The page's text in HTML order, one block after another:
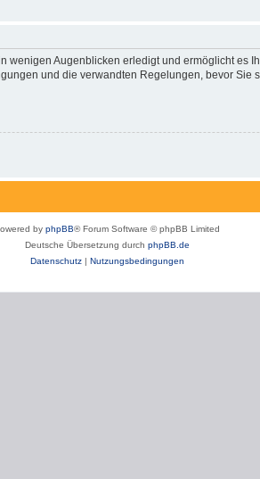
Augenblicken erledigt und ermöglicht es
und die verwandten Regelungen, bevor
by phpBB® Forum Software © phpBB Limited
Deutsche Übersetzung durch phpBB.de
Datenschutz| Nutzungsbedingungen